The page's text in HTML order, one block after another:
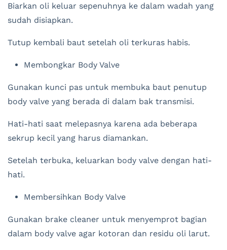
Biarkan oli keluar sepenuhnya ke dalam wadah yang
sudah disiapkan.
Tutup kembali baut setelah oli terkuras habis.
Membongkar Body Valve
Gunakan kunci pas untuk membuka baut penutup
body valve yang berada di dalam bak transmisi.
Hati-hati saat melepasnya karena ada beberapa
sekrup kecil yang harus diamankan.
Setelah terbuka, keluarkan body valve dengan hati-
hati.
Membersihkan Body Valve
Gunakan brake cleaner untuk menyemprot bagian
dalam body valve agar kotoran dan residu oli larut.